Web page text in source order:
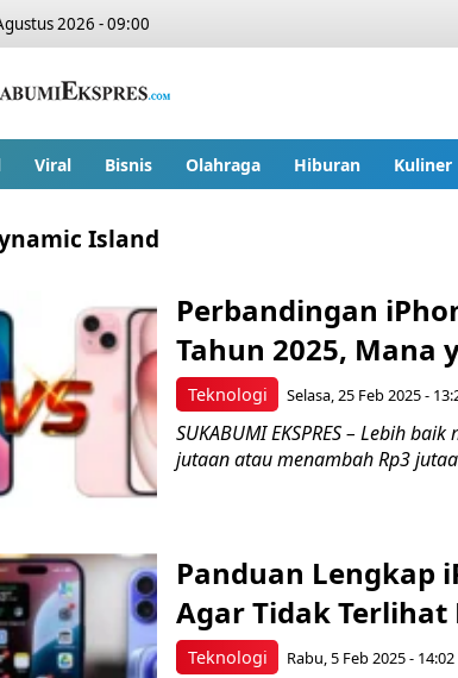
2026 - 09:00
Viral Bisnis Olahraga Hiburan Kuliner
Island
Teknologi
Perbandingan
Tahun 2025, Mana
Selasa, 25 Feb 2025 -
SUKABUMI EKSPRES – Lebih
jutaan atau menambah Rp3
Teknologi
Panduan Lengkap
Agar Tidak
Rabu, 5 Feb 2025 - 14:02